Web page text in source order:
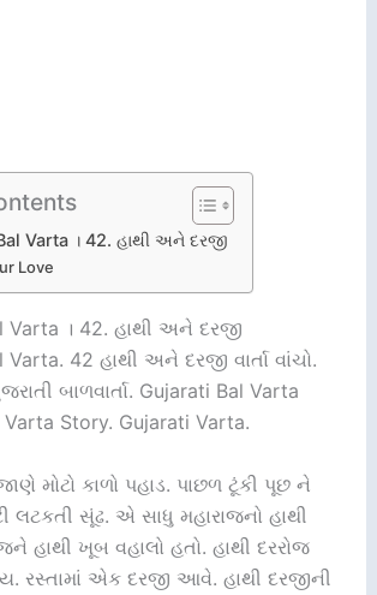
Varta । 42. હાથી અને દરજી
Love
Varta । 42. હાથી અને દરજી
42 હાથી અને દરજી વાર્તા વાંચો.
બાળવાર્તા. Gujarati Bal Varta
Story. Gujarati Varta.
મોટો કાળો પહાડ. પાછળ ટૂંકી પૂછ ને
લટકતી સૂંઢ. એ સાધુ મહારાજનો હાથી
હાથી ખૂબ વહાલો હતો. હાથી દરરોજ
રસ્તામાં એક દરજી આવે. હાથી દરજીની